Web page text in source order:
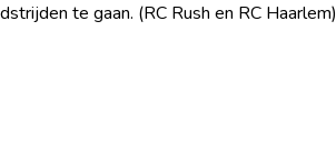
te gaan. (RC Rush en RC